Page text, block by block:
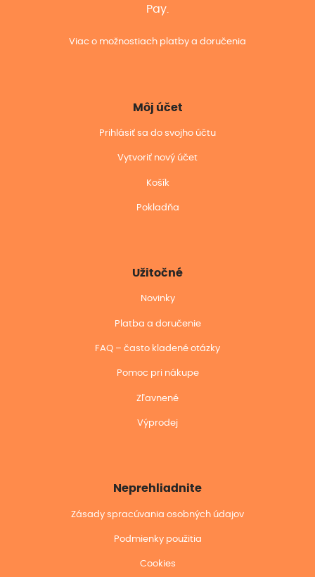
Pay.
Viac o možnostiach platby a doručenia
Môj účet
Prihlásiť sa do svojho účtu
Vytvoriť nový účet
Košík
Pokladňa
Užitočné
Novinky
Platba a doručenie
FAQ – často kladené otázky
Pomoc pri nákupe
Zľavnené
Výprodej
Neprehliadnite
Zásady spracúvania osobných údajov
Podmienky použitia
Cookies